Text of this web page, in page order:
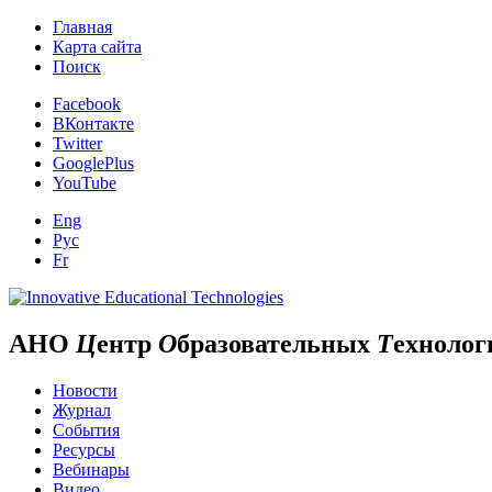
Главная
Карта сайта
Поиск
Facebook
ВКонтакте
Twitter
GooglePlus
YouTube
Eng
Рус
Fr
АНО Центр Образовательных Т
Новости
Журнал
События
Ресурсы
Вебинары